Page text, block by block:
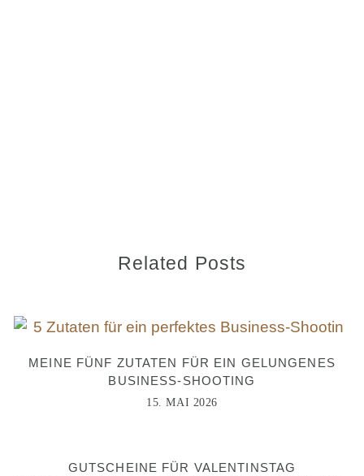
Related Posts
MEINE FÜNF ZUTATEN FÜR EIN GELUNGENES
BUSINESS-SHOOTING
15. MAI 2026
GUTSCHEINE FÜR VALENTINSTAG